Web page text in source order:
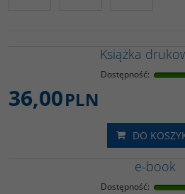
Książka
Dostępność:
36,00PLN
DO
e-book
Dostępność: